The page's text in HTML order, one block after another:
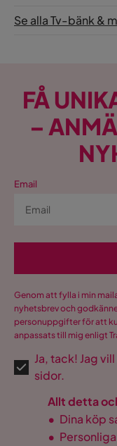
Se alla Tv-bänk &
FÅ
–
Email
Genom att fylla i min
nyhetsbrev och
personuppgifter för att
anpassats till mig enligt
Ja, tack! Jag
sidor.
Allt detta
• Dina köp
•